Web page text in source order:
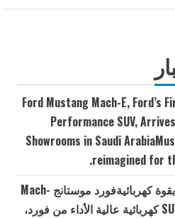
Ford Mustang Mach-E, Ford’s
Performance SUV,
Showrooms in Saudi
reimagined for
روح موستانج… بقوة كهربائيةفورد موستانج Mach-
E ، أول سيارة SUV كهربائية عالية الأداء من فورد،